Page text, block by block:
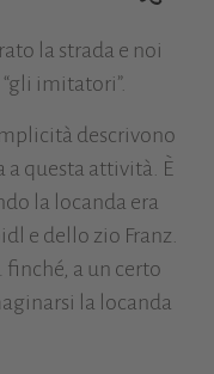
la strada e noi
imitatori”.
descrivono
a questa attività. È
la locanda era
e dello zio Franz.
a un certo
la locanda